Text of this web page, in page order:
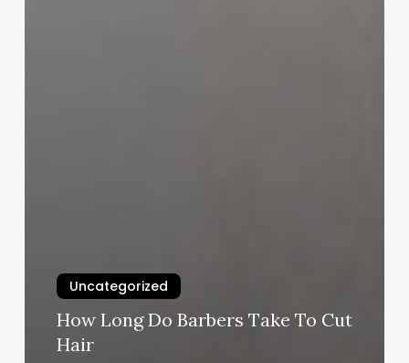
Uncategorized
How Long Do Barbers Take To Cut
Hair